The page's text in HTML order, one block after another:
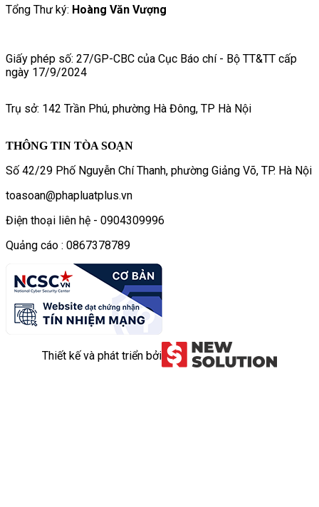
Tổng Thư ký: Hoàng Văn Vượng
Giấy phép số: 27/GP-CBC của Cục Báo chí - Bộ TT&TT cấp
ngày 17/9/2024
Trụ sở: 142 Trần Phú, phường Hà Đông, TP Hà Nội
THÔNG TIN TÒA SOẠN
Số 42/29 Phố Nguyễn Chí Thanh, phường Giảng Võ, TP. Hà Nội
toasoan@phapluatplus.vn
Điện thoại liên hệ - 0904309996
Quảng cáo : 0867378789
Thiết kế và phát triển bởi